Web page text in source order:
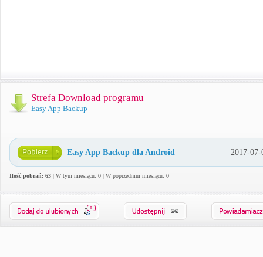
Strefa Download programu
Easy App Backup
Easy App Backup dla Android 2017-07-
Ilość pobrań: 63 | W tym miesiącu: 0 | W poprzednim miesiącu: 0
0